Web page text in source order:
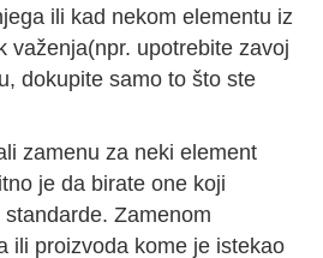
ili kad nekom elementu iz
važenja(npr. upotrebite zavoj
dokupite samo to što ste
zamenu za neki element
je da birate one koji
Zamenom
ili proizvoda kome je istekao